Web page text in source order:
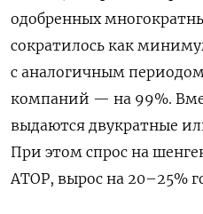
одобренных
сократилось как
с аналогичным
компаний — на 99%.
выдаются двукратные
При этом спрос на
АТОР, вырос на 20–25%